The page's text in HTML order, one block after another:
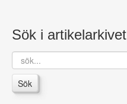
Sök i artikelarkivet
sök...
Sök